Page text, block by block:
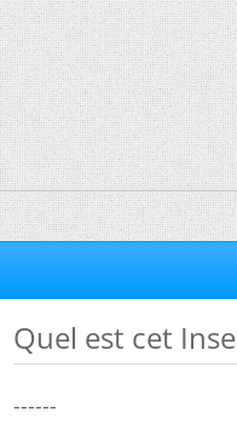
Quel est cet
------